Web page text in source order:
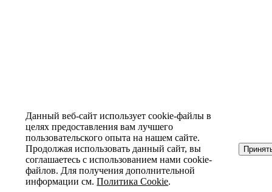
Данный веб-сайт использует cookie-файлы в
целях предоставления вам лучшего
пользовательского опыта на нашем сайте.
Продолжая использовать данный сайт, вы
соглашаетесь с использованием нами cookie-
файлов. Для получения дополнительной
информации см.Политика Cookie.